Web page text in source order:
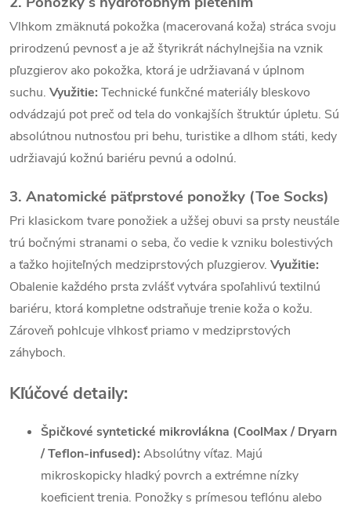
ý
p
i
s
u
Vlhkom zmäknutá pokožka (macerovaná koža) stráca svoju
prirodzenú pevnosť a je až štyrikrát náchylnejšia na vznik
pľuzgierov ako pokožka, ktorá je udržiavaná v úplnom
suchu. Využitie: Technické funkčné materiály bleskovo
odvádzajú pot preč od tela do vonkajších štruktúr úpletu. Sú
absolútnou nutnosťou pri behu, turistike a dlhom státi, kedy
udržiavajú kožnú bariéru pevnú a odolnú.
3. Anatomické päťprstové ponožky (Toe Socks)
Pri klasickom tvare ponožiek a užšej obuvi sa prsty neustále
trú bočnými stranami o seba, čo vedie k vzniku bolestivých
a ťažko hojiteľných medziprstových pľuzgierov. Využitie:
Obalenie každého prsta zvlášť vytvára spoľahlivú textilnú
bariéru, ktorá kompletne odstraňuje trenie koža o kožu.
Zároveň pohlcuje vlhkosť priamo v medziprstových
záhyboch.
Kľúčové detaily:
Špičkové syntetické mikrovlákna (CoolMax / Dryarn
/ Teflon-infused): Absolútny víťaz. Majú
mikroskopicky hladký povrch a extrémne nízky
koeficient trenia. Ponožky s prímesou teflónu alebo